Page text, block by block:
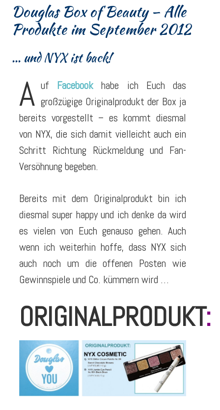
Douglas Box of Beauty – Alle
Produkte im September 2012
... und NYX ist back!
A uf Facebookhabe ich Euch das
großzügige Originalprodukt der Box ja
bereits vorgestellt – es kommt diesmal
von NYX, die sich damit vielleicht auch ein
Schritt Richtung Rückmeldung und Fan-
Versöhnung begeben.
Bereits mit dem Originalprodukt bin ich
diesmal super happy und ich denke da wird
es vielen von Euch genauso gehen. Auch
wenn ich weiterhin hoffe, dass NYX sich
auch noch um die offenen Posten wie
Gewinnspiele und Co. kümmern wird …
ORIGINALPRODUKT: